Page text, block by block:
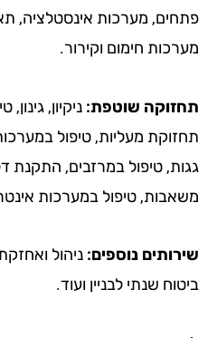
מערכות אינסטלציה, תאורה,
חימום וקירור.
שוטפת:ניקיון, גינון, טיפול
מעליות, טיפול במערכות חשמל,
טיפול במרזבים, התקנת דלתות
טיפול במערכות אינטרקום
נוספים: ניהול ואחזקת בנייני
לבניין ועוד.